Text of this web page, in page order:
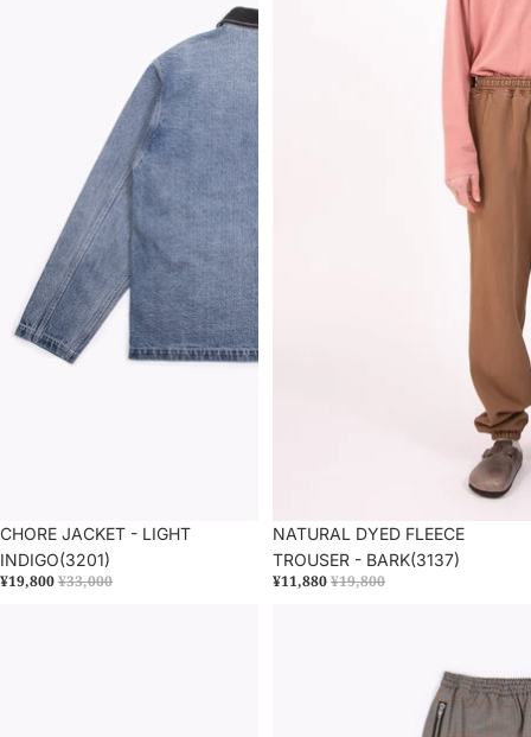
セール
CHORE JACKET - LIGHT
INDIGO(3201)
¥19,800¥33,000
セール
NATURAL DYED FLEECE
TROUSER - BARK(3137)
¥11,880¥19,800